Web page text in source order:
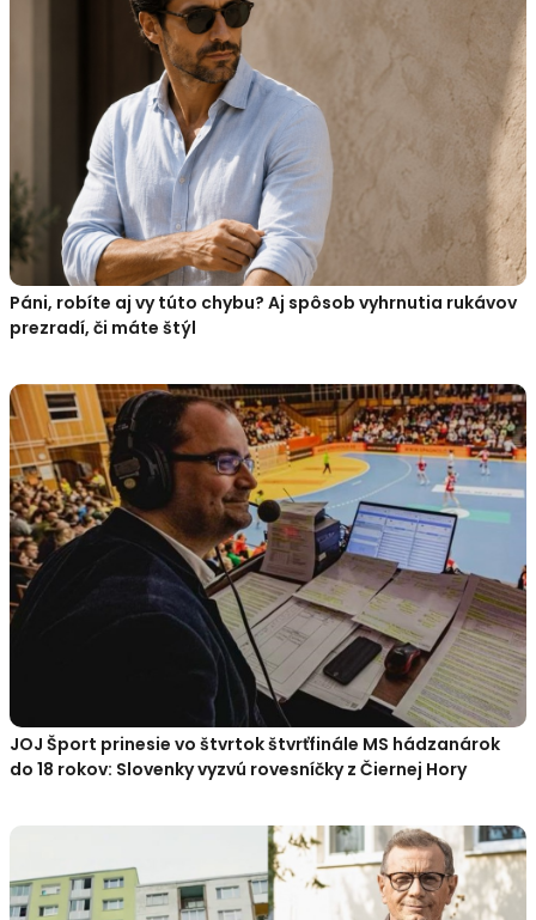
Páni, robíte aj vy túto chybu? Aj spôsob vyhrnutia rukávov
prezradí, či máte štýl
JOJ Šport prinesie vo štvrtok štvrťfinále MS hádzanárok
do 18 rokov: Slovenky vyzvú rovesníčky z Čiernej Hory